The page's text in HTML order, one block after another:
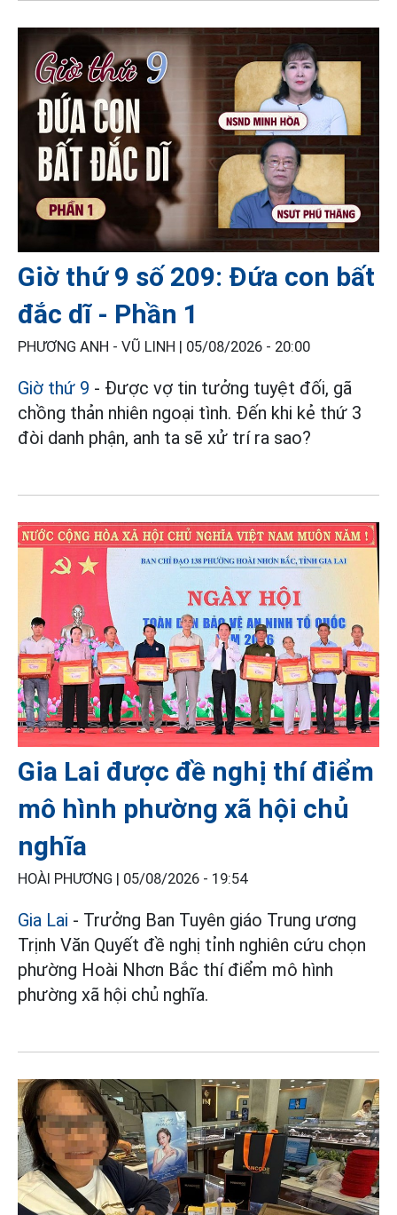
Giờ thứ 9 số 209: Đứa con bất
đắc dĩ - Phần 1
PHƯƠNG ANH - VŨ LINH | 05/08/2026 - 20:00
Giờ thứ 9 - Được vợ tin tưởng tuyệt đối, gã
chồng thản nhiên ngoại tình. Đến khi kẻ thứ 3
đòi danh phận, anh ta sẽ xử trí ra sao?
Gia Lai được đề nghị thí điểm
mô hình phường xã hội chủ
nghĩa
HOÀI PHƯƠNG | 05/08/2026 - 19:54
Gia Lai - Trưởng Ban Tuyên giáo Trung ương
Trịnh Văn Quyết đề nghị tỉnh nghiên cứu chọn
phường Hoài Nhơn Bắc thí điểm mô hình
phường xã hội chủ nghĩa.